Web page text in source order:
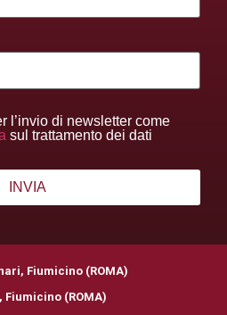
l’invio di newsletter come
sul trattamento dei dati
Fiumicino (ROMA)
(ROMA)